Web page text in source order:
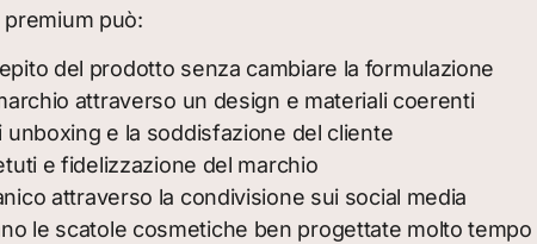
può:
del prodotto senza cambiare la formulazione
attraverso un design e materiali coerenti
unboxing e la soddisfazione del cliente
e fidelizzazione del marchio
attraverso la condivisione sui social media
le scatole cosmetiche ben progettate molto